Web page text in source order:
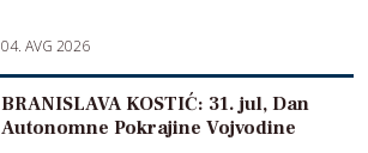
04. AVG 2026
BRANISLAVA KOSTIĆ: 31. jul, Dan
Autonomne Pokrajine Vojvodine